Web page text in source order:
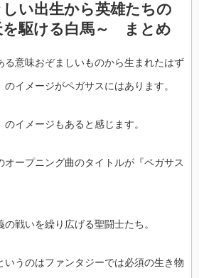
い出生から英雄たちの
を駆ける白馬～ まとめ
る意味おぞましいものから生まれたはず
のイメージがペガサスにはあります。
のイメージもあると感じます。
オープニング曲のタイトルが『ペガサス
戦いを繰り広げる聖闘士たち。
いうのはファンタジーでは必須の生き物